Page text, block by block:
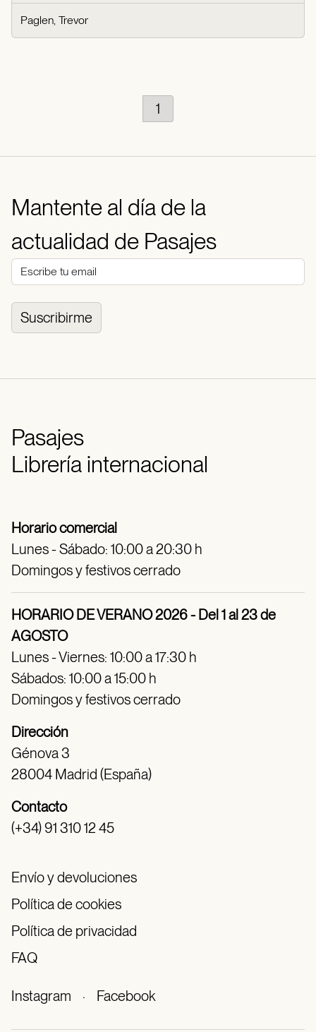
Paglen, Trevor
1
Mantente al día de la
actualidad de Pasajes
Suscribirme
Pasajes
Librería internacional
Horario comercial
Lunes - Sábado: 10:00 a 20:30 h
Domingos y festivos cerrado
HORARIO DE VERANO 2026 - Del 1 al 23 de
AGOSTO
Lunes - Viernes: 10:00 a 17:30 h
Sábados: 10:00 a 15:00 h
Domingos y festivos cerrado
Dirección
Génova 3
28004 Madrid (España)
Contacto
(+34) 91 310 12 45
Envío y devoluciones
Política de cookies
Política de privacidad
FAQ
Instagram · Facebook